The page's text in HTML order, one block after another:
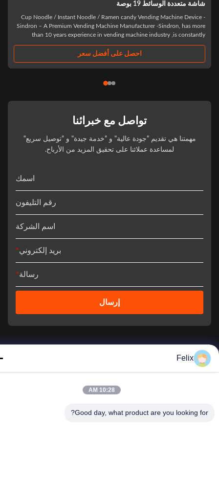
متعددة الوسائط 19 بوصة
Cup Noodle / Instant Noodle / Ramen candy Vending Machine Device
Sindron – A Premium Vending Machine Manufacturer -Sindron, has
than 10 years experience in vending machine industry ,is
احصل على أفضل سعر
تواصل مع خبرائنا
مهمتنا هي تقديم "جودة عالية" و "خدمة جيدة" و "توصيل سريع"
لمساعدة عملائنا على تحقيق المزيد من الأرباح.
اسمك
رقم التليفون
اسم الشركة
بريد إلكتروني*
رسالة *
إرسال
© 2026 Guangdong Sindron Intelligent Technology Co., Ltd. All Rights
Felix
10:28 AM
Good day, what product are you looking